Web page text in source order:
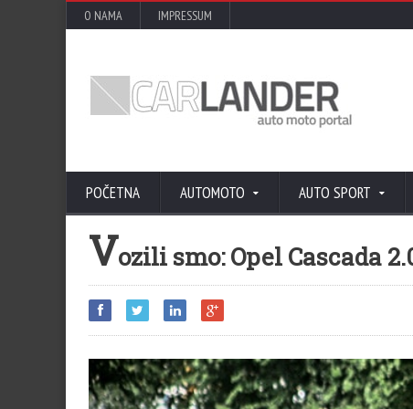
O NAMA IMPRESSUM
POČETNA AUTOMOTO AUTO SPORT
Vozili smo: Opel Cascada